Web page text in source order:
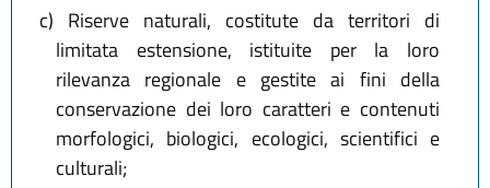
c) Riserve naturali, costitute da territori di
limitata estensione, istituite per la loro
rilevanza regionale e gestite ai fini della
conservazione dei loro caratteri e contenuti
morfologici, biologici, ecologici, scientifici e
culturali;